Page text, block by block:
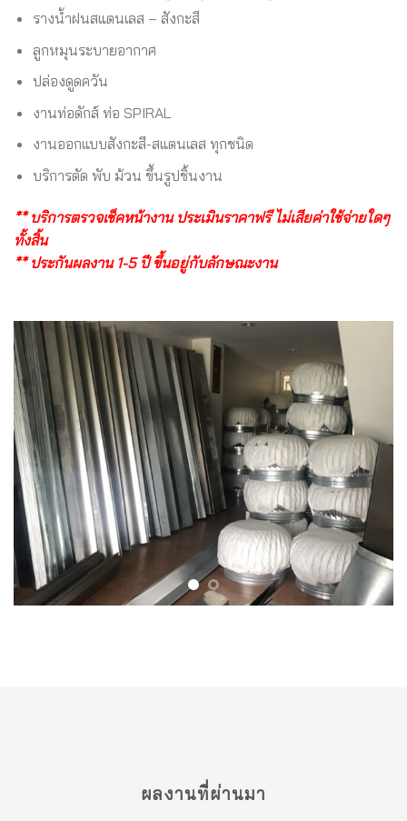
รางน้ำฝนสแตนเลส – สังกะสี
ลูกหมุนระบายอากาศ
ปล่องดูดควัน
งานท่อดักส์ ท่อ SPIRAL
งานออกแบบสังกะสี-สแตนเลส ทุกชนิด
บริการตัด พับ ม้วน ขึ้นรูปชิ้นงาน
** บริการตรวจเช็คหน้างาน ประเมินราคาฟรี ไม่เสียค่าใช้จ่ายใดๆ
ทั้งสิ้น
** ประกันผลงาน 1-5 ปี ขึ้นอยู่กับลักษณะงาน
ผลงานที่ผ่านมา